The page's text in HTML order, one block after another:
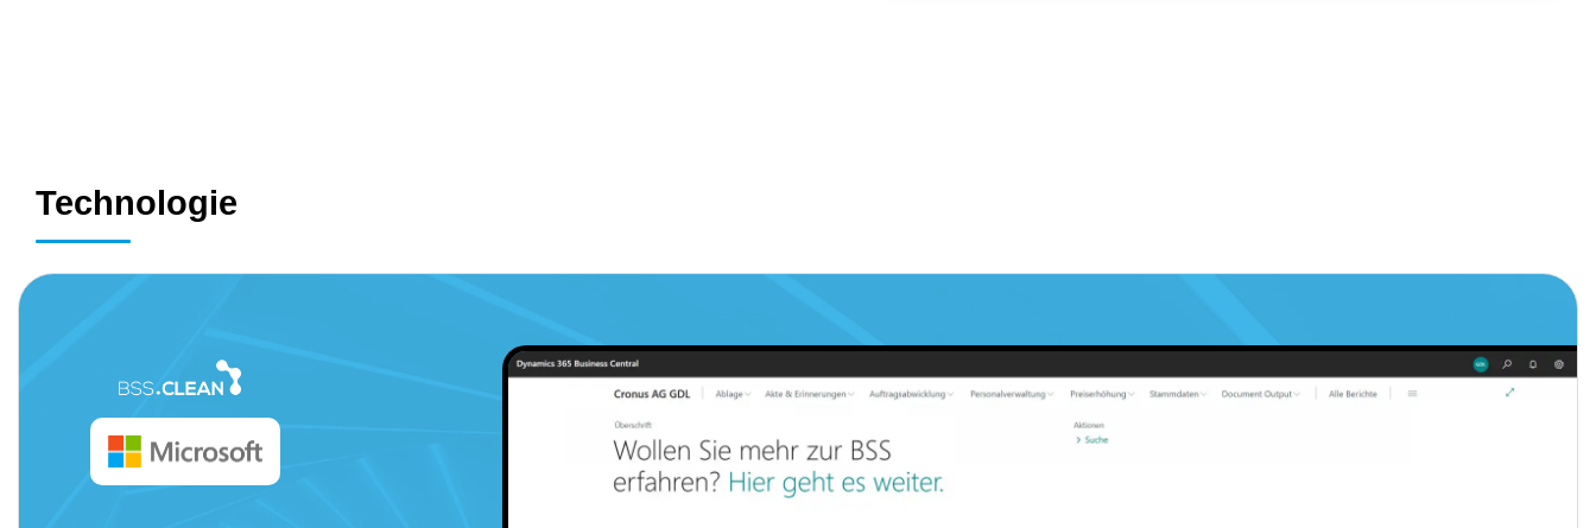
Technologie